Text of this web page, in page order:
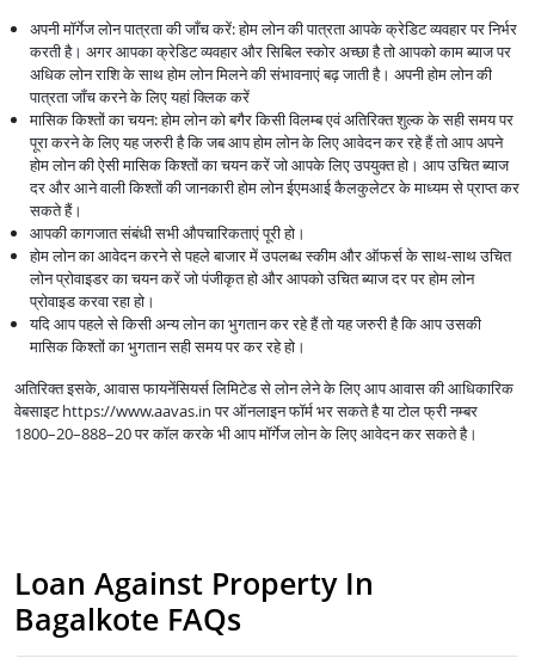
अपनी मॉर्गेज लोन पात्रता की जाँच करें: होम लोन की पात्रता आपके क्रेडिट व्यवहार पर निर्भर
करती है। अगर आपका क्रेडिट व्यवहार और सिबिल स्कोर अच्छा है तो आपको काम ब्याज पर
अधिक लोन राशि के साथ होम लोन मिलने की संभावनाएं बढ़ जाती है। अपनी होम लोन की
पात्रता जाँच करने के लिए यहां क्लिक करें
मासिक किश्तों का चयन: होम लोन को बगैर किसी विलम्ब एवं अतिरिक्त शुल्क के सही समय पर
पूरा करने के लिए यह जरुरी है कि जब आप होम लोन के लिए आवेदन कर रहे हैं तो आप अपने
होम लोन की ऐसी मासिक किश्तों का चयन करें जो आपके लिए उपयुक्त हो। आप उचित ब्याज
दर और आने वाली किश्तों की जानकारी होम लोन ईएमआई कैलकुलेटर के माध्यम से प्राप्त कर
सकते हैं।
आपकी कागजात संबंधी सभी औपचारिकताएं पूरी हो।
होम लोन का आवेदन करने से पहले बाजार में उपलब्ध स्कीम और ऑफर्स के साथ-साथ उचित
लोन प्रोवाइडर का चयन करें जो पंजीकृत हो और आपको उचित ब्याज दर पर होम लोन
प्रोवाइड करवा रहा हो।
यदि आप पहले से किसी अन्य लोन का भुगतान कर रहे हैं तो यह जरुरी है कि आप उसकी
मासिक किश्तों का भुगतान सही समय पर कर रहे हो।
अतिरिक्त इसके, आवास फायनेंसियर्स लिमिटेड से लोन लेने के लिए आप आवास की आधिकारिक
वेबसाइट https://www.aavas.in पर ऑनलाइन फॉर्म भर सकते है या टोल फ्री नम्बर
1800–20–888–20 पर कॉल करके भी आप मॉर्गेज लोन के लिए आवेदन कर सकते है।
Loan Against Property In
Bagalkote FAQs